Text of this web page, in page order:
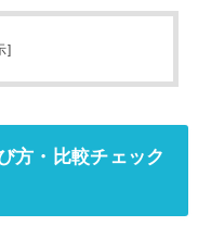
]
方・比較チェック